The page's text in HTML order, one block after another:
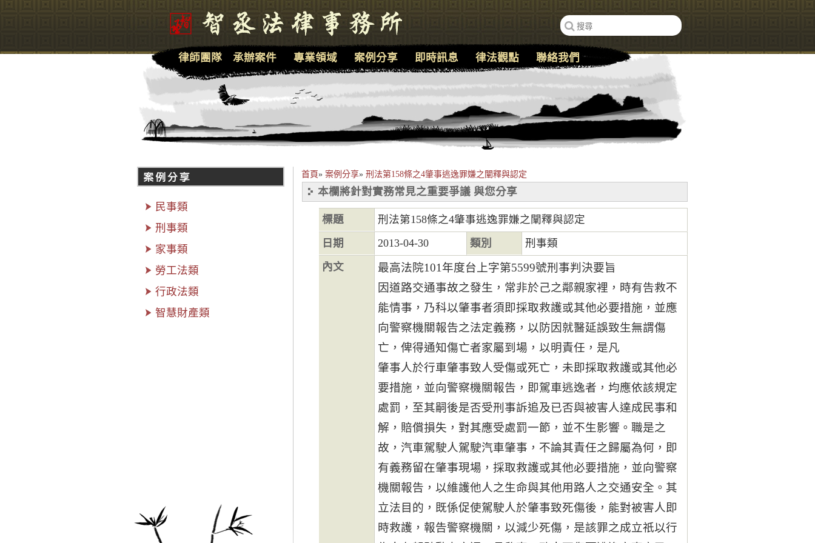
首頁» 案例分享» 刑法第158條之4肇事逃逸罪嫌之闡釋與認定
本欄將針對實務常見之重要爭議 與您分享
標題
刑法第158條之4肇事逃逸罪嫌之闡釋與認定
日期
2013-04-30 類別
刑事類
內文
最高法院101年度台上字第5599號刑事判決要旨
因道路交通事故之發生，常非於己之鄰親家裡，時有告救不
能情事，乃科以肇事者須即採取救護或其他必要措施，並應
向警察機關報告之法定義務，以防因就醫延誤致生無謂傷
亡，俾得通知傷亡者家屬到場，以明責任，是凡
肇事人於行車肇事致人受傷或死亡，未即採取救護或其他必
要措施，並向警察機關報告，即駕車逃逸者，均應依該規定
處罰，至其嗣後是否受刑事訴追及已否與被害人達成民事和
解，賠償損失，對其應受處罰一節，並不生影響。職是之
故，汽車駕駛人駕駛汽車肇事，不論其責任之歸屬為何，即
有義務留在肇事現場，採取救護或其他必要措施，並向警察
機關報告，以維護他人之生命與其他用路人之交通安全。其
立法目的，既係促使駕駛人於肇事致死傷後，能對被害人即
時救護，報告警察機關，以減少死傷，是該罪之成立祇以行
律師團隊 承辦案件 專業領域 案例分享 即時訊息 律法觀點 聯絡我們
民事類
刑事類
家事類
勞工法類
行政法類
智慧財產類